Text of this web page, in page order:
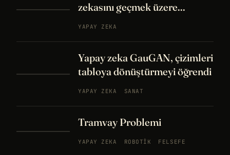
zekasını geçmek üzere...
YAPAY ZEKA
Yapay zeka GauGAN, çizimleri
tabloya dönüştürmeyi öğrendi
YAPAY ZEKA SANAT
Tramvay Problemi
YAPAY ZEKA ROBOTIK FELSEFE